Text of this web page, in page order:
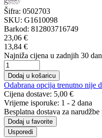
Šifra: 0502703
SKU: G1610098
Barkod: 812803716749
23,06 €
13,84 €
Najniža cijena u zadnjih 30
Dodaj u košaricu
Odabrana opcija trenutno nije
Cijena dostave: 5,00 €
Vrijeme isporuke: 1 - 2 dana
Besplatna dostava za
Dodaj u favorite
Usporedi